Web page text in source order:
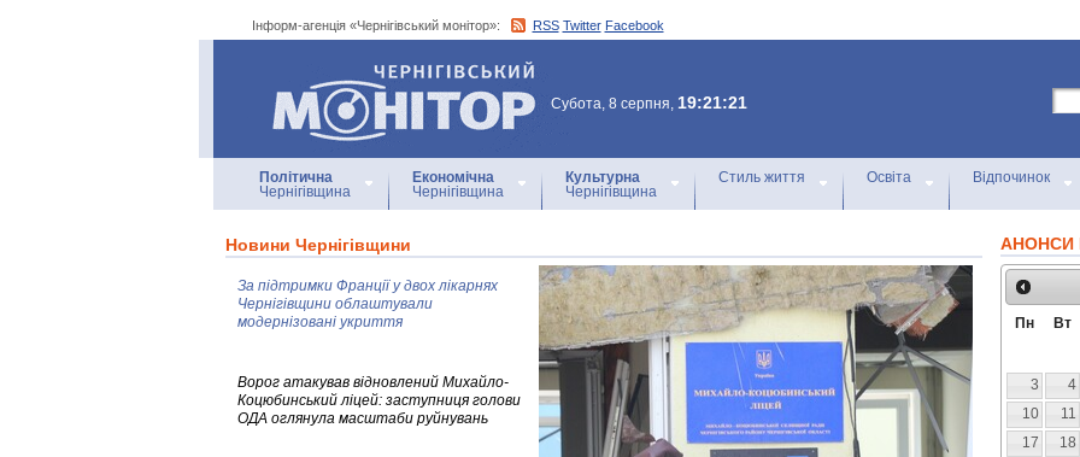
Інформ-агенція «Чернігівський монітор»: RSS Twitter Facebook
Інформ-агенція
«Чернігівський монітор»
Субота, 8 серпня, 19:21:21
Політична
Чернігівщина
Економічна
Чернігівщина
Культурна
Чернігівщина
Стиль життя Освіта Відпочинок
Новини Чернігівщини
За підтримки Франції у двох лікарнях
Чернігівщини облаштували
модернізовані укриття
Ворог атакував відновлений Михайло-
Коцюбинський ліцей: заступниця голови
ОДА оглянула масштаби руйнувань
АНОНСИ
Пн Вт
3
4
10
11
17
18